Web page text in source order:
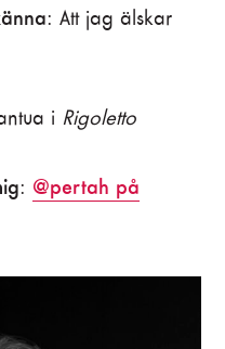
: Att jag älskar
i Rigoletto
: @pertah på